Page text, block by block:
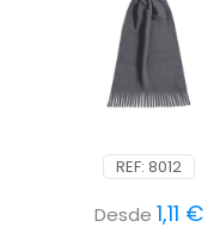
REF: 8012
Desde1,11 €